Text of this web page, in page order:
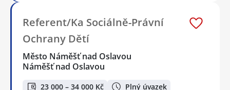
Referent/Ka Sociálně-Právní
Ochrany Dětí
Město Náměšť nad Oslavou
Náměšť nad Oslavou
23 000 – 34 000 Kč Plný úvazek